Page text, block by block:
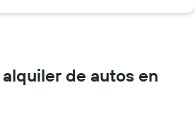
de autos en